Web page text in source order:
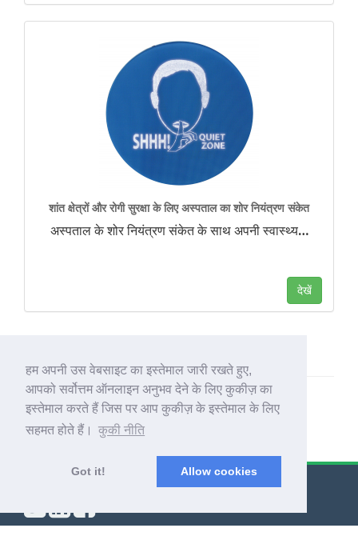
हम अपनी उस वेबसाइट का इस्तेमाल जारी रखते हुए,
आपको सर्वोत्तम ऑनलाइन अनुभव देने के लिए कुकीज़ का
इस्तेमाल करते हैं जिस पर आप कुकीज़ के इस्तेमाल के लिए
सहमत होते हैं।
कुकी नीति
Got it! Allow cookies
शांत क्षेत्रों और रोगी सुरक्षा के लिए अस्पताल का शोर नियंत्रण संकेत
अस्पताल के शोर नियंत्रण संकेत के साथ अपनी स्वास्थ्य…
देखें
© Export Worldwide 2026